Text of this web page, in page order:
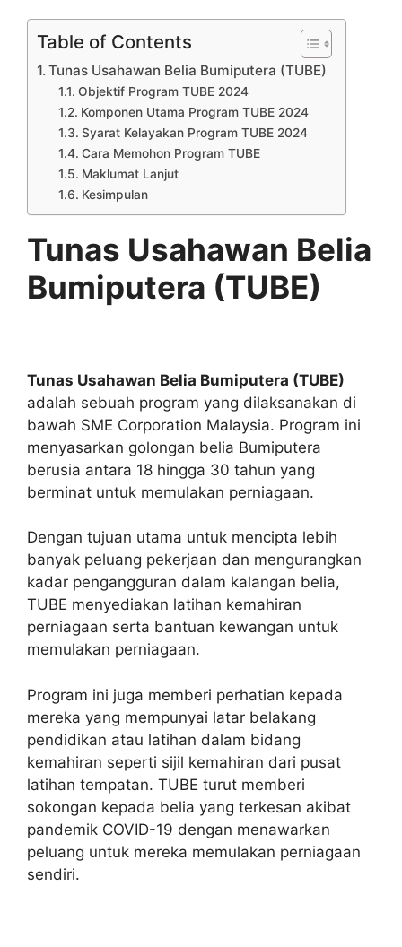
Table of Contents
Tunas Usahawan Belia Bumiputera (TUBE)
Objektif Program TUBE 2024
Komponen Utama Program TUBE 2024
Syarat Kelayakan Program TUBE 2024
Cara Memohon Program TUBE
Maklumat Lanjut
Kesimpulan
Tunas Usahawan Belia
Bumiputera (TUBE)
Tunas Usahawan Belia Bumiputera (TUBE)
adalah sebuah program yang dilaksanakan di
bawah SME Corporation Malaysia. Program ini
menyasarkan golongan belia Bumiputera
berusia antara 18 hingga 30 tahun yang
berminat untuk memulakan perniagaan.
Dengan tujuan utama untuk mencipta lebih
banyak peluang pekerjaan dan mengurangkan
kadar pengangguran dalam kalangan belia,
TUBE menyediakan latihan kemahiran
perniagaan serta bantuan kewangan untuk
memulakan perniagaan.
Program ini juga memberi perhatian kepada
mereka yang mempunyai latar belakang
pendidikan atau latihan dalam bidang
kemahiran seperti sijil kemahiran dari pusat
latihan tempatan. TUBE turut memberi
sokongan kepada belia yang terkesan akibat
pandemik COVID-19 dengan menawarkan
peluang untuk mereka memulakan perniagaan
sendiri.